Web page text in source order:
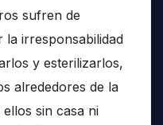
sufren de
la irresponsabilidad
y esterilizarlos,
alrededores de la
sin casa ni